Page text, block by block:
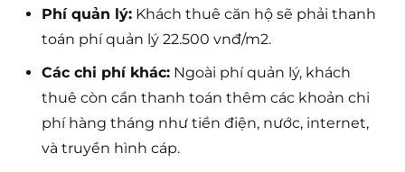
Phí quản lý:Khách thuê căn hộ sẽ phải thanh
toán phí quản lý 22.500 vnđ/m2.
Các chi phí khác:Ngoài phí quản lý, khách
thuê còn cần thanh toán thêm các khoản chi
phí hàng tháng như tiền điện, nước, internet,
và truyền hình cáp.